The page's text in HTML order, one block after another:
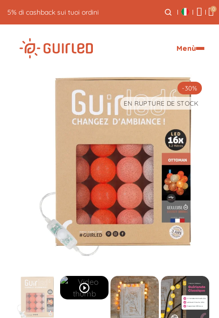
5% di cashback sui tuoi ordini 0
Menù
-30%
EN RUPTURE DE STOCK
play_circle_outline